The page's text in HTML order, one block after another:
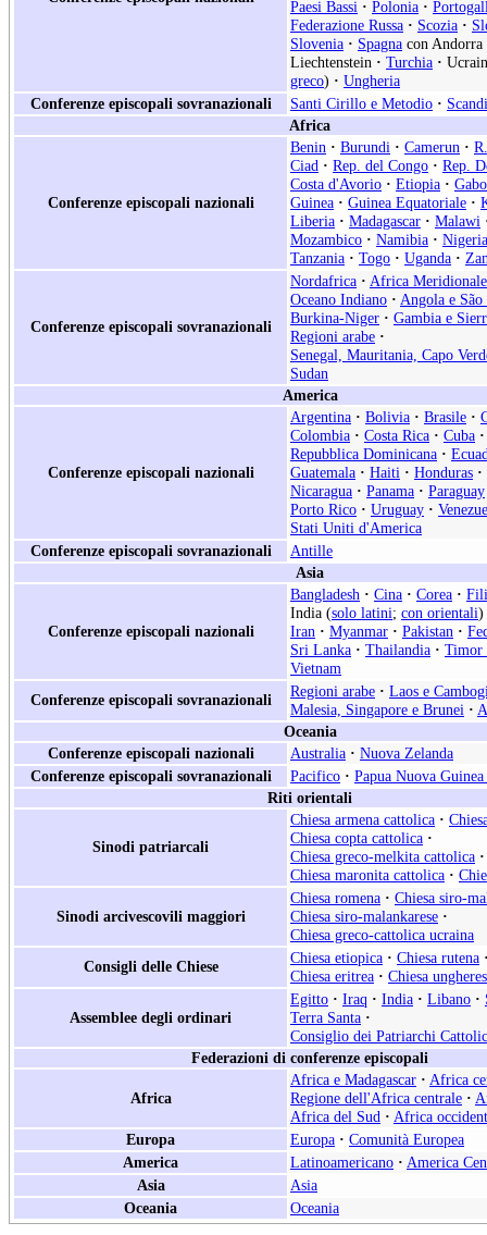
Paesi Bassi · Polonia ·
Federazione Russa · Scozia ·
Slovenia · Spagna con Andorra
Liechtenstein · Turchia ·
greco) · Ungheria
Conferenze episcopali sovranazionali
Santi Cirillo e Metodio ·
Africa
Conferenze episcopali nazionali
Benin · Burundi · Camerun ·
Ciad · Rep. del Congo · Rep.
Costa d'Avorio · Etiopia ·
Guinea · Guinea Equatoriale ·
Liberia · Madagascar · Malawi
Mozambico · Namibia · Nigeria
Tanzania · Togo · Uganda ·
Conferenze episcopali sovranazionali
Nordafrica · Africa Meridionale
Oceano Indiano · Angola e São
Burkina-Niger · Gambia e
Regioni arabe ·
Senegal, Mauritania, Capo
Sudan
America
Conferenze episcopali nazionali
Argentina · Bolivia · Brasile ·
Colombia · Costa Rica · Cuba ·
Repubblica Dominicana ·
Guatemala · Haiti · Honduras ·
Nicaragua · Panama · Paraguay
Porto Rico · Uruguay ·
Stati Uniti d'America
Conferenze episcopali sovranazionali
Antille
Asia
Conferenze episcopali nazionali
Bangladesh · Cina · Corea ·
India (solo latini; con orientali)
Iran · Myanmar · Pakistan ·
Sri Lanka · Thailandia · Timor
Vietnam
Conferenze episcopali sovranazionali
Regioni arabe · Laos e
Malesia, Singapore e Brunei ·
Oceania
Conferenze episcopali nazionali
Australia · Nuova Zelanda
Conferenze episcopali sovranazionali
Pacifico · Papua Nuova
Riti orientali
Sinodi patriarcali
Chiesa armena cattolica ·
Chiesa copta cattolica ·
Chiesa greco-melkita cattolica ·
Chiesa maronita cattolica ·
Sinodi arcivescovili maggiori
Chiesa romena · Chiesa siro-
Chiesa siro-malankarese ·
Chiesa greco-cattolica ucraina
Consigli delle Chiese
Chiesa etiopica · Chiesa rutena
Chiesa eritrea · Chiesa
Assemblee degli ordinari
Egitto · Iraq · India · Libano ·
Terra Santa ·
Consiglio dei Patriarchi
Federazioni di conferenze episcopali
Africa
Africa e Madagascar · Africa
Regione dell'Africa centrale ·
Africa del Sud · Africa
Europa
Europa · Comunità Europea
America
Latinoamericano · America
Asia
Asia
Oceania
Oceania